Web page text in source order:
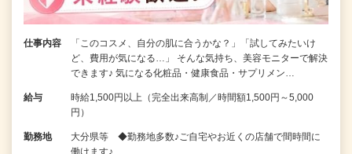
仕事内容
「このコスメ、自分の肌に合うかな？」「試してみたいけ
ど、費用が気になる…」 そんな気持ち、美容モニターで解決
できます♪ 気になる化粧品・健康食品・サプリメン…
給与
時給1,500円以上（完全出来高制／時間額1,500円～5,000
円）
勤務地
大分県等 ◆勤務地多数♪ご自宅やお近くの店舗で間時間に
働けます♪